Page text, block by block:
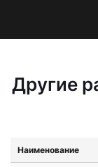
Другие
Наименование